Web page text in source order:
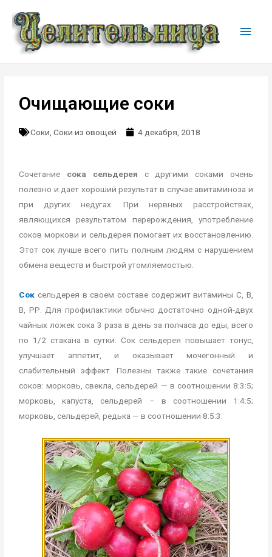
Очищающие соки
Соки ,Соки из овощей 4 декабря, 2018
Сочетание сока сельдерея с другими соками очень
полезно и дает хороший результат в случае авитаминоза и
при других недугах. При нервных расстройствах,
являющихся результатом перерождения, употребление
соков моркови и сельдерея помогает их восстановлению.
Этот сок лучше всего пить полным людям с нарушением
обмена веществ и быстрой утомляемостью.
Сок сельдерея в своем составе содержит витамины С, В,
В, РР. Для профилактики обычно достаточно одной-двух
чайных ложек сока 3 раза в день за полчаса до еды, всего
по 1/2 стакана в сутки. Сок сельдерея повышает тонус,
улучшает аппетит, и оказывает мочегонный и
слабительный эффект. Полезны также такие сочетания
соков: морковь, свекла, сельдерей — в соотношении 8:3:5;
морковь, капуста, сельдерей – в соотношении 1:4:5;
морковь, сельдерей, редька — в соотношении 8:5:3.